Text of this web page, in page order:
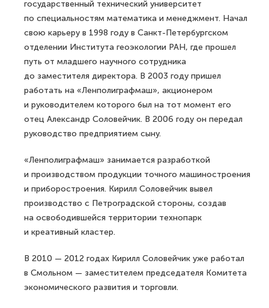
государственный технический университет
по специальностям математика и менеджмент. Начал
свою карьеру в 1998 году в Санкт-Петербургском
отделении Института геоэкологии РАН, где прошел
путь от младшего научного сотрудника
до заместителя директора. В 2003 году пришел
работать на «Ленполиграфмаш», акционером
и руководителем которого был на тот момент его
отец Александр Соловейчик. В 2006 году он передал
руководство предприятием сыну.
«Ленполиграфмаш» занимается разработкой
и производством продукции точного машиностроения
и приборостроения. Кирилл Соловейчик вывел
производство с Петроградской стороны, создав
на освободившейся территории технопарк
и креативный кластер.
В 2010 — 2012 годах Кирилл Соловейчик уже работал
в Смольном — заместителем председателя Комитета
экономического развития и торговли.